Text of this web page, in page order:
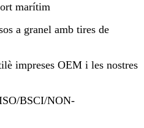
marítim
a granel amb tires de
impreses OEM i les nostres
BSCI/NON-